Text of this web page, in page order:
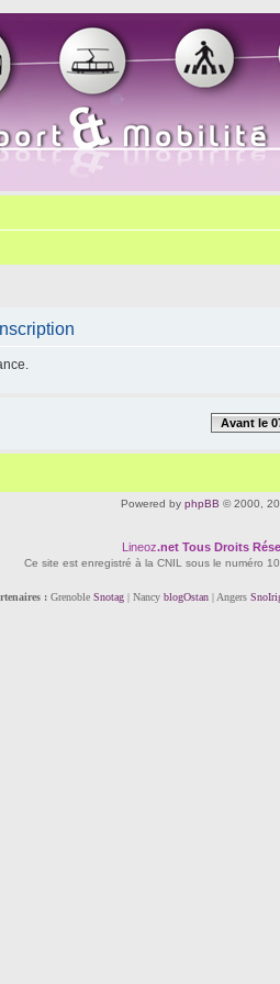
Avant le
Powered by phpBB © 2000,
Lineoz.netTous Droits
Ce site est enregistré à la CNIL sous le numéro
:Grenoble Snotag| Nancy blogOstan| Angers